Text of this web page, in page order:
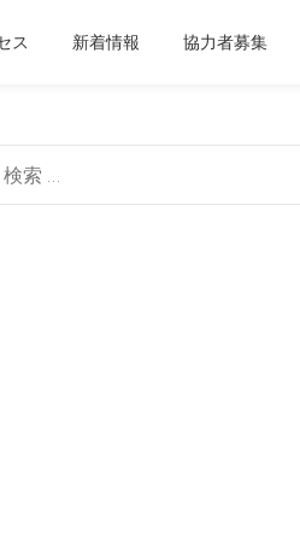
ス 新着情報 協力者募集